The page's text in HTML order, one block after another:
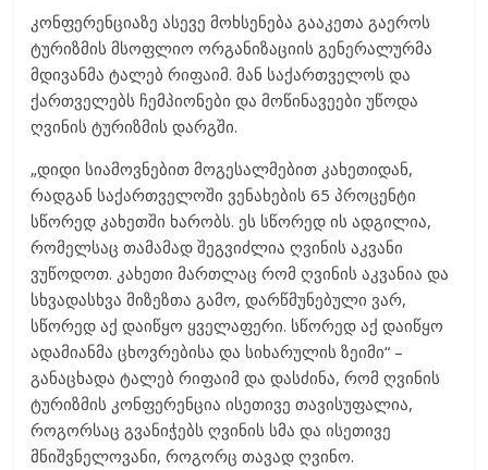
კონფერენციაზე ასევე მოხსენება გააკეთა გაეროს
ტურიზმის მსოფლიო ორგანიზაციის გენერალურმა
მდივანმა ტალებ რიფაიმ. მან საქართველოს და
ქართველებს ჩემპიონები და მოწინავეები უწოდა
ღვინის ტურიზმის დარგში.
„დიდი სიამოვნებით მოგესალმებით კახეთიდან,
რადგან საქართველოში ვენახების 65 პროცენტი
სწორედ კახეთში ხარობს. ეს სწორედ ის ადგილია,
რომელსაც თამამად შეგვიძლია ღვინის აკვანი
ვუწოდოთ. კახეთი მართლაც რომ ღვინის აკვანია და
სხვადასხვა მიზეზთა გამო, დარწმუნებული ვარ,
სწორედ აქ დაიწყო ყველაფერი. სწორედ აქ დაიწყო
ადამიანმა ცხოვრებისა და სიხარულის ზეიმი“ –
განაცხადა ტალებ რიფაიმ და დასძინა, რომ ღვინის
ტურიზმის კონფერენცია ისეთივე თავისუფალია,
როგორსაც გვანიჭებს ღვინის სმა და ისეთივე
მნიშვნელოვანი, როგორც თავად ღვინო.